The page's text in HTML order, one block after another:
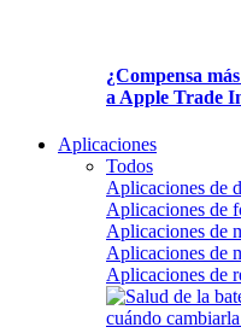
¿Compensa
a Apple Trade
Aplicaciones
Todos
Aplicaciones de
Aplicaciones de
Aplicaciones de
Aplicaciones de
Aplicaciones de